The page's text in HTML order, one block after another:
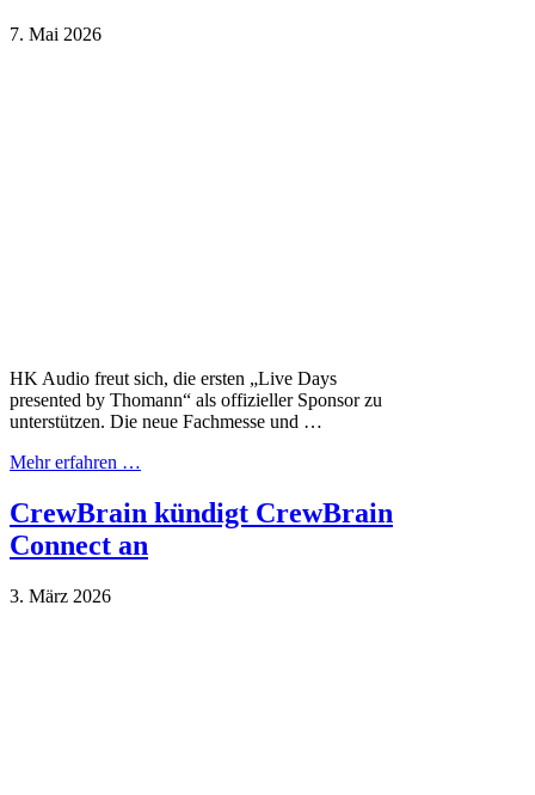
7. Mai 2026
HK Audio freut sich, die ersten „Live Days
presented by Thomann“ als offizieller Sponsor zu
unterstützen. Die neue Fachmesse und …
Mehr erfahren …
CrewBrain kündigt CrewBrain
Connect an
3. März 2026